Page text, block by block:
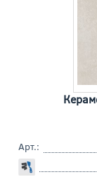
Арт.: